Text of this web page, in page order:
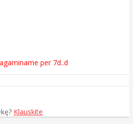
per 7d..d
Klauskite